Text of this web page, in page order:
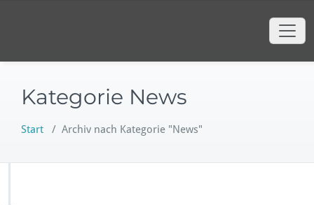
Faschingsgesellschaft AlZiBib
Faschingsgesellschaft AlZiBib Markt
Kategorie News
Start / Archiv nach Kategorie "News"